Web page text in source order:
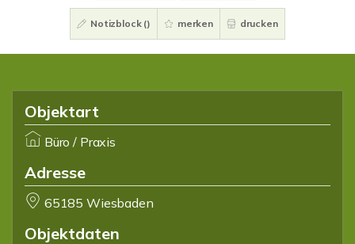
Notizblock () merken drucken
Objektart
Büro / Praxis
Adresse
65185 Wiesbaden
Objektdaten